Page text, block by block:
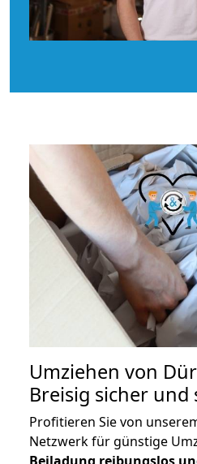
Umziehen von
Breisig sicher und
Profitieren Sie von
Netzwerk für günstige